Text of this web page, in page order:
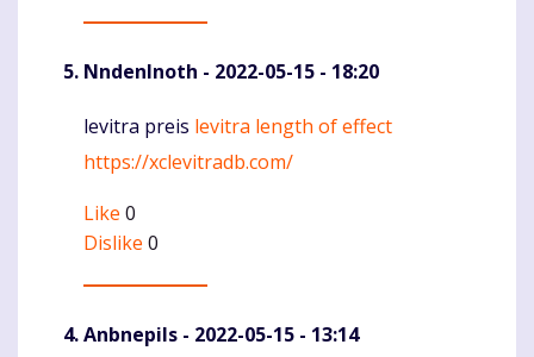
NndenInoth - 2022-05-15 - 18:20
Komentaras
levitra preis levitra length of effect
https://xclevitradb.com/
Like 0
Dislike 0
Anbnepils - 2022-05-15 - 13:14